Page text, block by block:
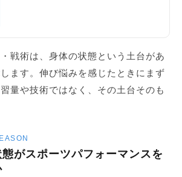
戦術は、身体の状態という土台があ
ます。伸び悩みを感じたときにまず
量や技術ではなく、その土台そのも
がスポーツパフォーマンスを